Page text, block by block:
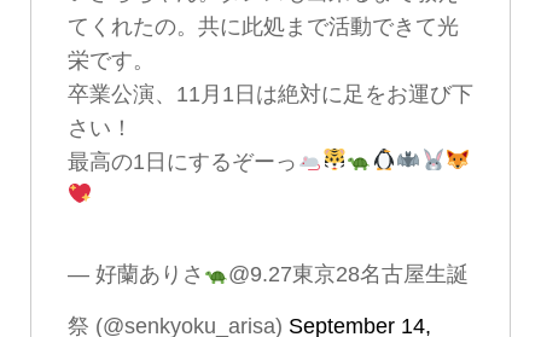
てくれたの。共に此処まで活動できて光
栄です。
卒業公演、11月1日は絶対に足をお運び下
さい！
最高の1日にするぞーっ
— 好蘭ありさ @9.27東京28名古屋生誕
祭 (@senkyoku_arisa) September 14,